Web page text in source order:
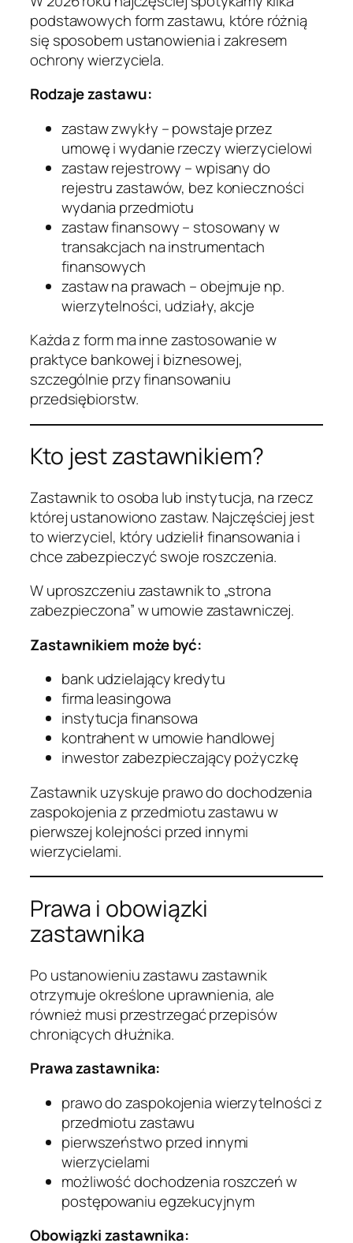
podstawowych form zastawu, które różnią
się sposobem ustanowienia i zakresem
ochrony wierzyciela.
Rodzaje zastawu:
zastaw zwykły – powstaje przez
umowę i wydanie rzeczy wierzycielowi
zastaw rejestrowy – wpisany do
rejestru zastawów, bez konieczności
wydania przedmiotu
zastaw finansowy – stosowany w
transakcjach na instrumentach
finansowych
zastaw na prawach – obejmuje np.
wierzytelności, udziały, akcje
Każda z form ma inne zastosowanie w
praktyce bankowej i biznesowej,
szczególnie przy finansowaniu
przedsiębiorstw.
Kto jest zastawnikiem?
Zastawnik to osoba lub instytucja, na rzecz
której ustanowiono zastaw. Najczęściej jest
to wierzyciel, który udzielił finansowania i
chce zabezpieczyć swoje roszczenia.
W uproszczeniu zastawnik to „strona
zabezpieczona” w umowie zastawniczej.
Zastawnikiem może być:
bank udzielający kredytu
firma leasingowa
instytucja finansowa
kontrahent w umowie handlowej
inwestor zabezpieczający pożyczkę
Zastawnik uzyskuje prawo do dochodzenia
zaspokojenia z przedmiotu zastawu w
pierwszej kolejności przed innymi
wierzycielami.
Prawa i obowiązki
zastawnika
Po ustanowieniu zastawu zastawnik
otrzymuje określone uprawnienia, ale
również musi przestrzegać przepisów
chroniących dłużnika.
Prawa zastawnika:
prawo do zaspokojenia wierzytelności z
przedmiotu zastawu
pierwszeństwo przed innymi
wierzycielami
możliwość dochodzenia roszczeń w
postępowaniu egzekucyjnym
Obowiązki zastawnika: